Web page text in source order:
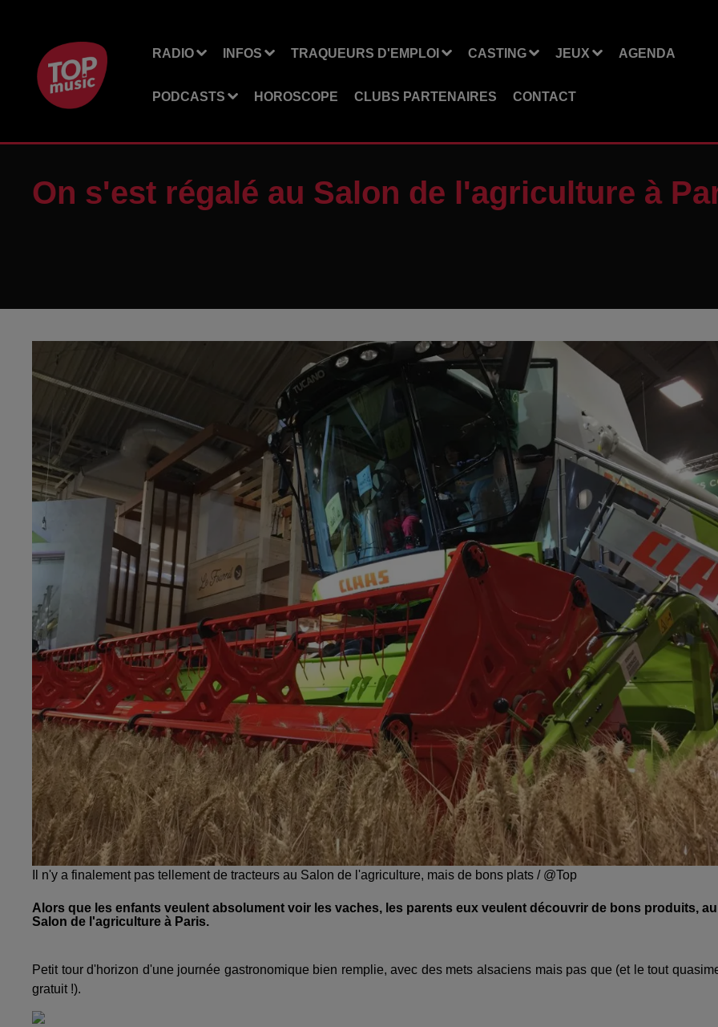
RADIO INFOS TRAQUEURS D'EMPLOI CASTING JEUX AGENDA
PODCASTS HOROSCOPE CLUBS PARTENAIRES CONTACT
On s'est régalé au Salon de l'agriculture à
Il n'y a finalement pas tellement de tracteurs au Salon de l'agriculture, mais de bons plats / @Top
Alors que les enfants veulent absolument voir les vaches, les parents eux veulent découvrir de bons produits, au
Salon de l'agriculture à Paris.
Petit tour d'horizon d'une journée gastronomique bien remplie, avec des mets alsaciens mais pas que (et le tout
gratuit !).